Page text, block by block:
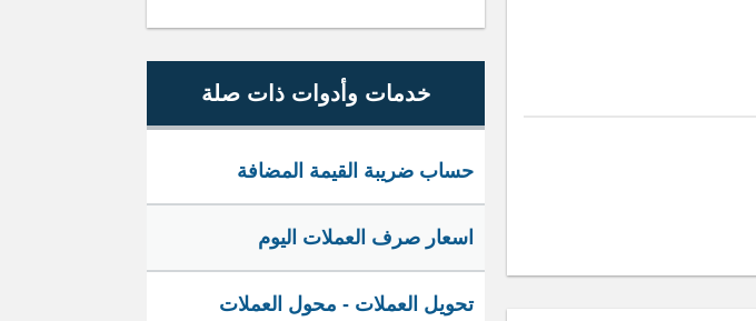
خدمات وأدوات ذات صلة
حساب ضريبة القيمة المضافة
اسعار صرف العملات اليوم
تحويل العملات - محول العملات